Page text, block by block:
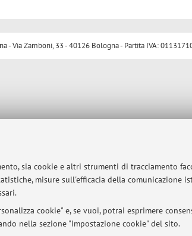
sia cookie e altri strumenti di tracciamento
misure sull'efficacia della comunicazione
cookie" e, se vuoi, potrai esprimere
nella sezione "Impostazione cookie" del sito.
- Via Zamboni, 33 - 40126 Bologna - Partita IVA: